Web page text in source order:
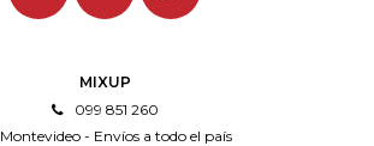
MIXUP
099 851 260
Montevideo - Envíos a todo el país